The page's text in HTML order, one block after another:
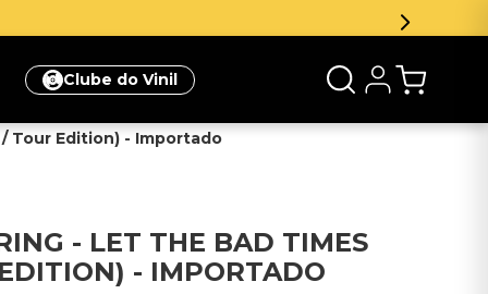
Inscreva-se na newsletter e ganhe 5% de
Clube do Vinil
Tour Edition) - Importado
- LET THE BAD TIMES
- IMPORTADO